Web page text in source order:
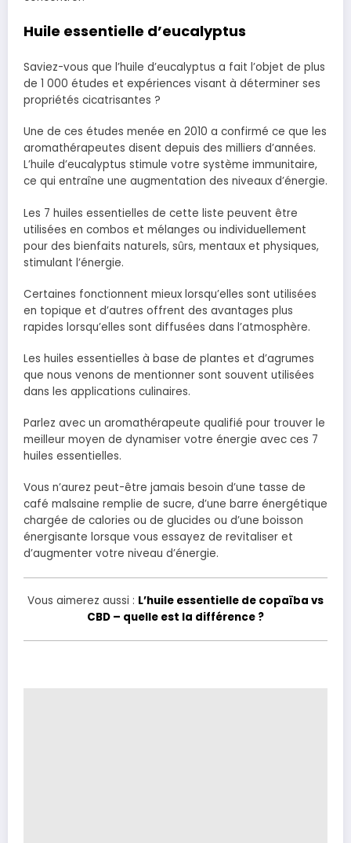
Huile essentielle d’eucalyptus
Saviez-vous que l’huile d’eucalyptus a fait l’objet de plus
de 1 000 études et expériences visant à déterminer ses
propriétés cicatrisantes ?
Une de ces études menée en 2010 a confirmé ce que les
aromathérapeutes disent depuis des milliers d’années.
L’huile d’eucalyptus stimule votre système immunitaire,
ce qui entraîne une augmentation des niveaux d’énergie.
Les 7 huiles essentielles de cette liste peuvent être
utilisées en combos et mélanges ou individuellement
pour des bienfaits naturels, sûrs, mentaux et physiques,
stimulant l’énergie.
Certaines fonctionnent mieux lorsqu’elles sont utilisées
en topique et d’autres offrent des avantages plus
rapides lorsqu’elles sont diffusées dans l’atmosphère.
Les huiles essentielles à base de plantes et d’agrumes
que nous venons de mentionner sont souvent utilisées
dans les applications culinaires.
Parlez avec un aromathérapeute qualifié pour trouver le
meilleur moyen de dynamiser votre énergie avec ces 7
huiles essentielles.
Vous n’aurez peut-être jamais besoin d’une tasse de
café malsaine remplie de sucre, d’une barre énergétique
chargée de calories ou de glucides ou d’une boisson
énergisante lorsque vous essayez de revitaliser et
d’augmenter votre niveau d’énergie.
Vous aimerez aussi : L’huile essentielle de copaïba vs
CBD – quelle est la différence ?